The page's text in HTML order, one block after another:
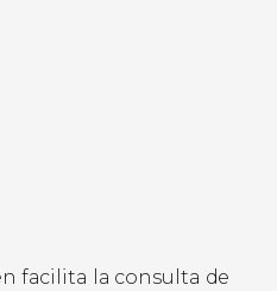
facilita la consulta de